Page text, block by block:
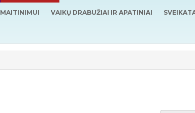
MAITINIMUI VAIKŲ DRABUŽIAI IR APATINIAI